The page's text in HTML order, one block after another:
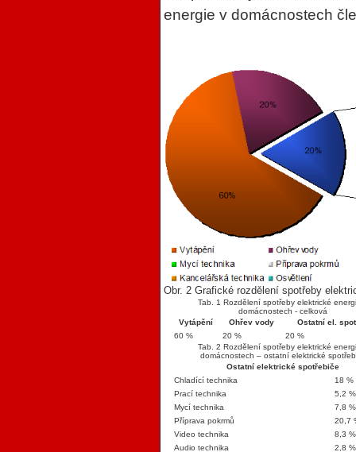
energie v domácnostech
Obr. 2 Grafické rozdělení spotřeby
Tab. 1 Rozdělení spotřeby elektrické
domácnostech - celková
Vytápění
Ohřev vody
Ostatní el.
60 %
20 %
20 %
Tab. 2 Rozdělení spotřeby elektrické
domácnostech – ostatní elektrické
Ostatní elektrické spotřebiče
Chladící technika
18 %
Prací technika
5,2 %
Mycí technika
7,8 %
Příprava pokrmů
20,7
Video technika
8,3 %
Audio technika
2,8 %